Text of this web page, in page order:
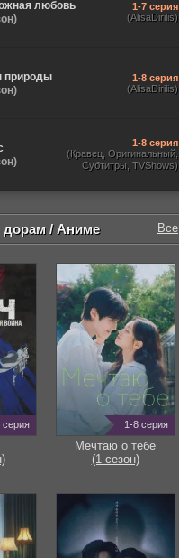
любовь
1-7 серия
(AlisaDirilis)
природы
1-8 серия
(AlisaDirilis)
1-8 серия
(Кравец, Оригинальный,
Субтитры, TVShows)
/ Аниме Все
серия 1-8 серия
Мечтаю о тебе
(1 сезон)